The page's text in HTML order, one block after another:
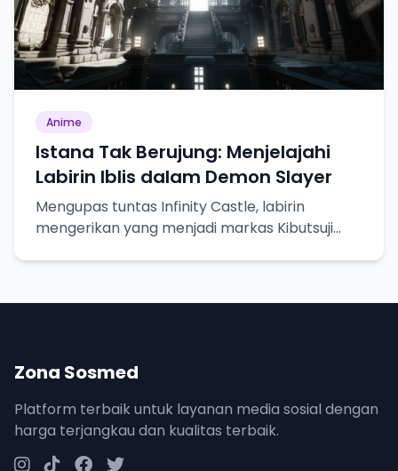
Anime
Istana Tak Berujung: Menjelajahi
Labirin Iblis dalam Demon Slayer
Mengupas tuntas Infinity Castle, labirin
mengerikan yang menjadi markas Kibutsuji
Zona Sosmed
Platform terbaik untuk layanan media sosial dengan
harga terjangkau dan kualitas terbaik.